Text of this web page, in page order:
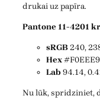
drukai uz papīra.
Pantone 11-4201
sRGB240,
Hex#F0EEE9
Lab94.14,
Nu lūk, spridziniet,